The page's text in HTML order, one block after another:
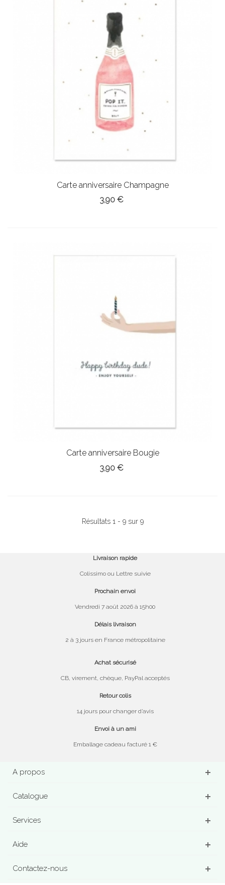
Carte anniversaire Champagne
3,90 €
Carte anniversaire Bougie
3,90 €
Résultats 1 - 9 sur 9
Livraison rapide
Colissimo ou Lettre suivie
Prochain envoi
Vendredi 7 août 2026 à 15h00
Délais livraison
2 à 3 jours en France métropolitaine
Achat sécurisé
CB, virement, chèque, PayPal acceptés
Retour colis
14 jours pour changer d’avis
Envoi à un ami
Emballage cadeau facturé 1 €
A propos
Catalogue
Services
Aide
Contactez-nous